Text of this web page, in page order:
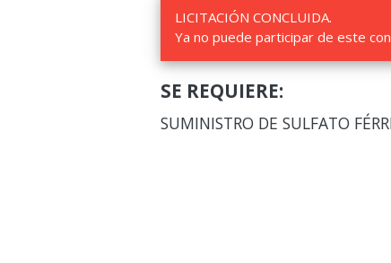
LICITACIÓN CONCLUIDA.
Ya no puede participar de este
SE REQUIERE:
SUMINISTRO DE SULFATO